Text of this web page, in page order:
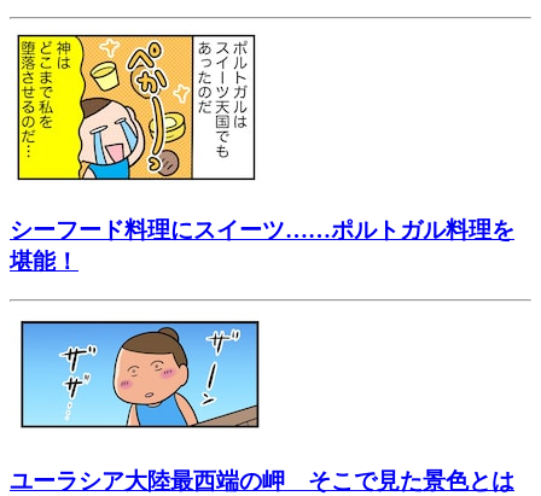
シーフード料理にスイーツ……ポルトガル料理を
堪能！
ユーラシア大陸最西端の岬 そこで見た景色とは